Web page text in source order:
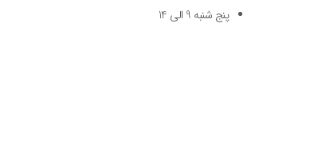
پنج شنبه 9 الی 14